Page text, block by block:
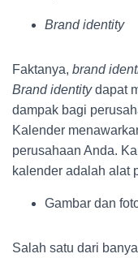
Brand identity
Faktanya, brand
Brand identitydapat
dampak bagi
Kalender
perusahaan Anda.
kalender adalah alat
Gambar dan
Salah satu dari